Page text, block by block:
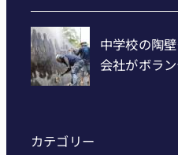
カテゴリー